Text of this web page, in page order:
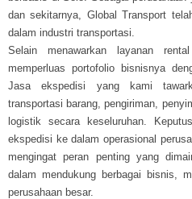
dan sekitarnya, Global Transport
dalam industri transportasi.
Selain menawarkan layanan
memperluas portofolio bisnisnya
Jasa ekspedisi yang kami
transportasi barang, pengiriman,
logistik secara keseluruhan.
ekspedisi ke dalam operasional
mengingat peran penting yang
dalam mendukung berbagai bisnis,
perusahaan besar.